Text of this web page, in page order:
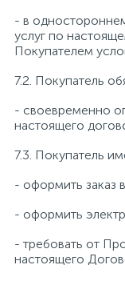
- в
услуг по
Покупателем
7.2. Покупатель
- своевременно
настоящего
7.3. Покупатель
- оформить заказ
- оформить
- требовать от
настоящего